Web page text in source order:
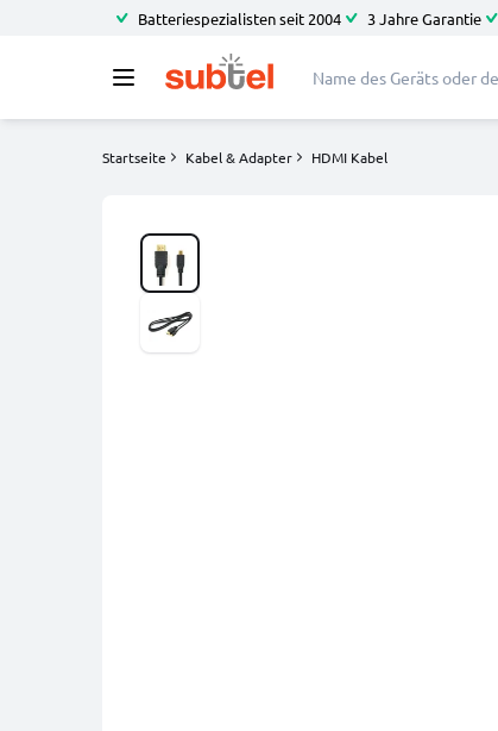
Batteriespezialisten seit 2004 3 Jahre Garantie
Startseite Kabel & Adapter HDMI Kabel